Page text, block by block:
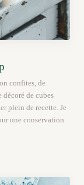
confites, de
décoré de cubes
plein de recette. Je
une conservation